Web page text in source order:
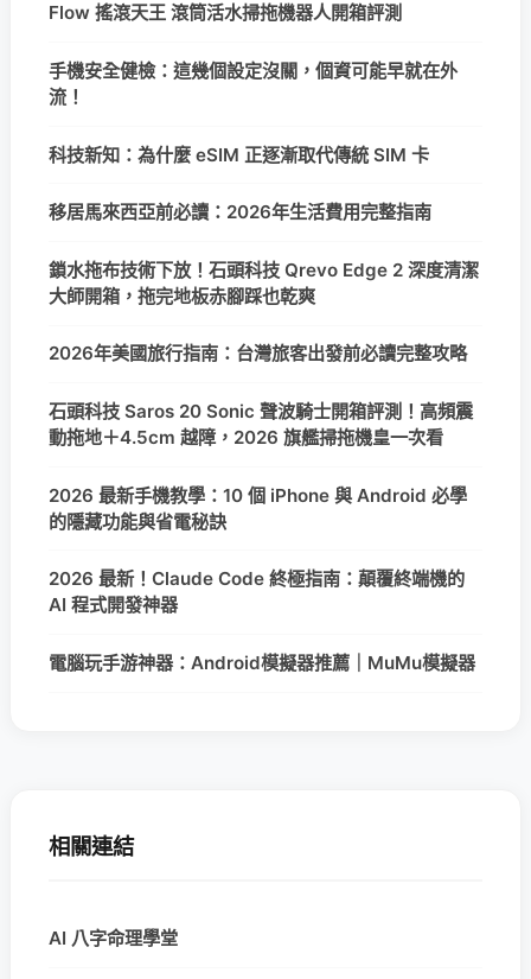
Flow 搖滾天王 滾筒活水掃拖機器人開箱評測
手機安全健檢：這幾個設定沒關，個資可能早就在外
流！
科技新知：為什麼 eSIM 正逐漸取代傳統 SIM 卡
移居馬來西亞前必讀：2026年生活費用完整指南
鎖水拖布技術下放！石頭科技 Qrevo Edge 2 深度清潔
大師開箱，拖完地板赤腳踩也乾爽
2026年美國旅行指南：台灣旅客出發前必讀完整攻略
石頭科技 Saros 20 Sonic 聲波騎士開箱評測！高頻震
動拖地＋4.5cm 越障，2026 旗艦掃拖機皇一次看
2026 最新手機教學：10 個 iPhone 與 Android 必學
的隱藏功能與省電秘訣
2026 最新！Claude Code 終極指南：顛覆終端機的
AI 程式開發神器
電腦玩手游神器：Android模擬器推薦｜MuMu模擬器
相關連結
AI 八字命理學堂